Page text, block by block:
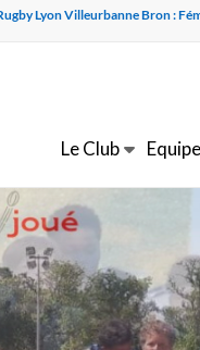
Lyon Villeurbanne Bron :
Le Club